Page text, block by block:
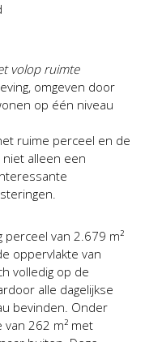
volop ruimte
omgeven door
op één niveau
ruime perceel en de
niet alleen een
perceel van 2.679 m²
oppervlakte van
volledig op de
alle dagelijkse
bevinden. Onder
262 m² met